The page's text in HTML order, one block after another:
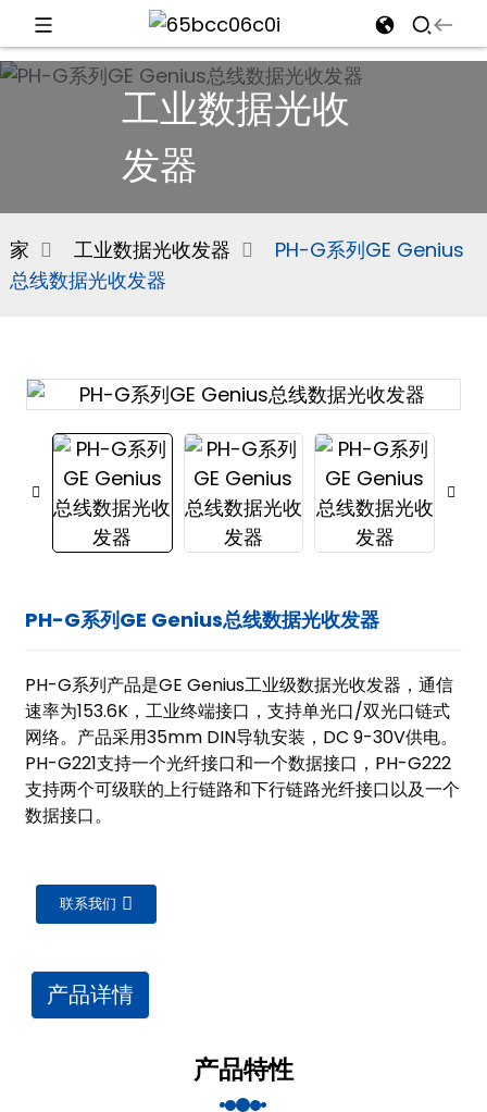
工业数据光收
发器
家 工业数据光收发器
PH-G系列GE Genius
总线数据光收发器
PH-G系列GE Genius总线数据光收发器
PH-G系列产品是GE Genius工业级数据光收发器，通信
速率为153.6K，工业终端接口，支持单光口/双光口链式
网络。产品采用35mm DIN导轨安装，DC 9-30V供电。
PH-G221支持一个光纤接口和一个数据接口，PH-G222
支持两个可级联的上行链路和下行链路光纤接口以及一个
数据接口。
联系我们
产品详情
产品特性